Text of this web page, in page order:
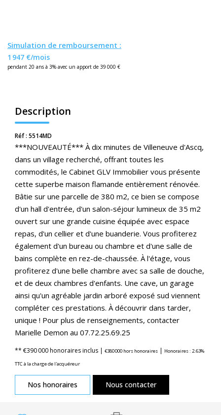
Simulation de remboursement :
1 947 €/mois
pendant 20 ans à 3% avec un apport de 39 000 €
Description
Réf : 5514MD
***NOUVEAUTÉ*** À dix minutes de Villeneuve d'Ascq,
dans un village recherché, offrant toutes les
commodités, le Cabinet GLV Immobilier vous présente
cette superbe maison flamande entièrement rénovée.
Bâtie sur une parcelle de 380 m2, ce bien se compose
d'un hall d'entrée, d'un salon-séjour lumineux de 35 m2
ouvert sur une grande cuisine équipée avec espace
repas, d'un cellier et d'une buanderie. Vous profiterez
également d'un bureau ou chambre et d'une salle de
bains complète en rez-de-chaussée. À l'étage, vous
profiterez d'une belle chambre avec sa salle de douche,
et de deux chambres d'enfants. Une cave, un garage
ainsi qu'un agréable jardin arboré exposé sud viennent
compléter ces prestations. À découvrir dans tarder,
unique ! Pour plus de renseignements, contacter
Marielle Demon au 07.72.25.69.25
** €390 000honoraires inclus | €380 000 hors honoraires | Honoraires : 2.63%
TTC à la charge de l'acquéreur
Nos honoraires Nous contacter